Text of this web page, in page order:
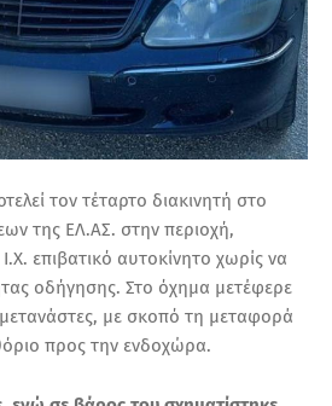
τον τέταρτο διακινητή στο
της ΕΛ.ΑΣ. στην περιοχή,
επιβατικό αυτοκίνητο χωρίς να
οδήγησης. Στο όχημα μετέφερε
με σκοπό τη μεταφορά
προς την ενδοχώρα.